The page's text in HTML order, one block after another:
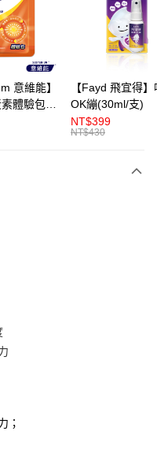
的支付方式。 讓您購物簡單
帳。
。
中的連結，可透過四大超商／
為交易完成。
但若您需要取消訂單，請聯絡
視為有效，需透過AFTEE先享
結帳頁面顯示為準，若有關於
問，請聯繫「AFTEE先享後付
support/home
並將交易相關給付款項請求債
意維能】
體驗包
EPA/小
【Fayd 飛宜得
OK繃(30ml/支)
NT$399
NT$430
；